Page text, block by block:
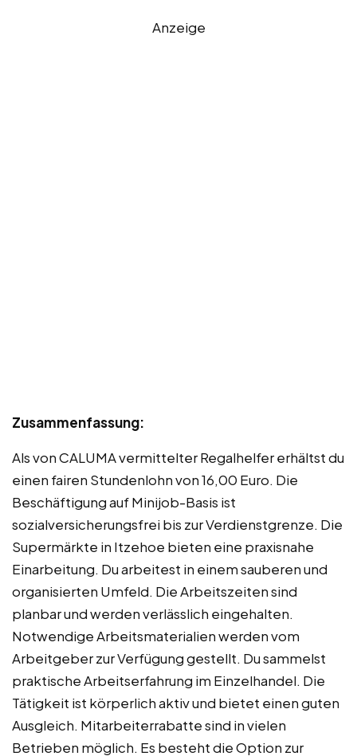
Anzeige
Zusammenfassung:
Als von CALUMA vermittelter Regalhelfer erhältst du
einen fairen Stundenlohn von 16,00 Euro. Die
Beschäftigung auf Minijob-Basis ist
sozialversicherungsfrei bis zur Verdienstgrenze. Die
Supermärkte in Itzehoe bieten eine praxisnahe
Einarbeitung. Du arbeitest in einem sauberen und
organisierten Umfeld. Die Arbeitszeiten sind
planbar und werden verlässlich eingehalten.
Notwendige Arbeitsmaterialien werden vom
Arbeitgeber zur Verfügung gestellt. Du sammelst
praktische Arbeitserfahrung im Einzelhandel. Die
Tätigkeit ist körperlich aktiv und bietet einen guten
Ausgleich. Mitarbeiterrabatte sind in vielen
Betrieben möglich. Es besteht die Option zur